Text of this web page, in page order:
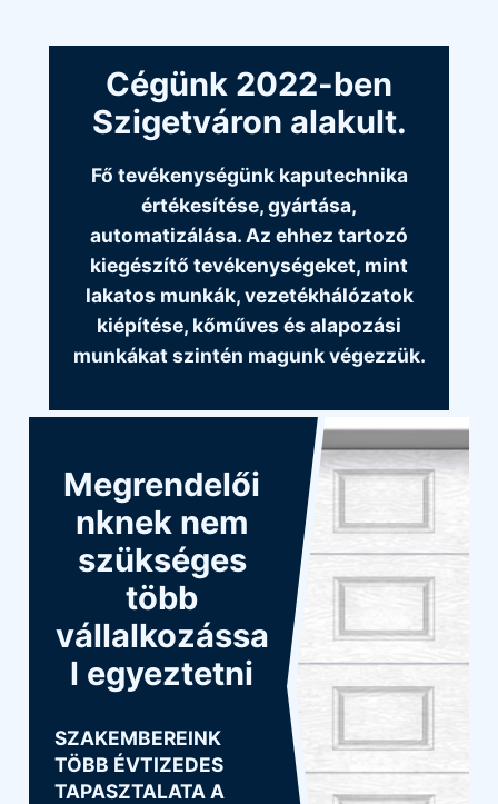
Cégünk 2022-ben
Szigetváron alakult.
Fő tevékenységünk kaputechnika
értékesítése, gyártása,
automatizálása. Az ehhez tartozó
kiegészítő tevékenységeket, mint
lakatos munkák, vezetékhálózatok
kiépítése, kőműves és alapozási
munkákat szintén magunk végezzük.
Megrendelői
nknek nem
szükséges
több
vállalkozássa
l egyeztetni
SZAKEMBEREINK
TÖBB ÉVTIZEDES
TAPASZTALATA A